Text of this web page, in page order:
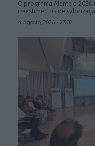
O programa Alentejo
investimentos de
4 Agosto, 2026 - 23:02